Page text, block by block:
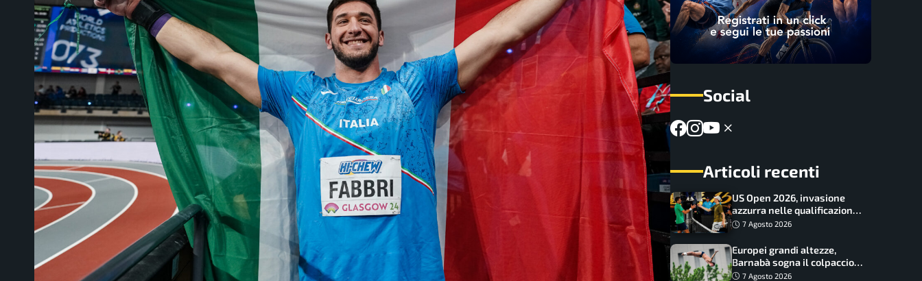
Social
Articoli recenti
US Open 2026, invasione
azzurra nelle qualificazioni:
17 italiani a caccia del main
7 Agosto 2026
Europei grandi altezze,
Barnabà sogna il colpaccio:
è leader a metà gara, Baraldi
7 Agosto 2026